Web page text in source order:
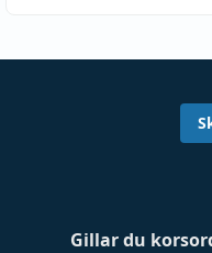
Gillar du